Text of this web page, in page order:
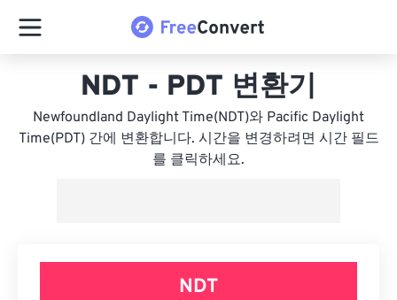
NDT - PDT 변환기
Newfoundland Daylight Time(NDT)와 Pacific Daylight
Time(PDT) 간에 변환합니다. 시간을 변경하려면 시간 필드
를 클릭하세요.
NDT